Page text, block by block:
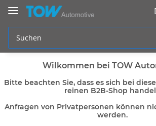
Wilkommen bei TOW
Bitte beachten Sie, dass es sich bei
reinen B2B-Shop
Anfragen von Privatpersonen können
werden.